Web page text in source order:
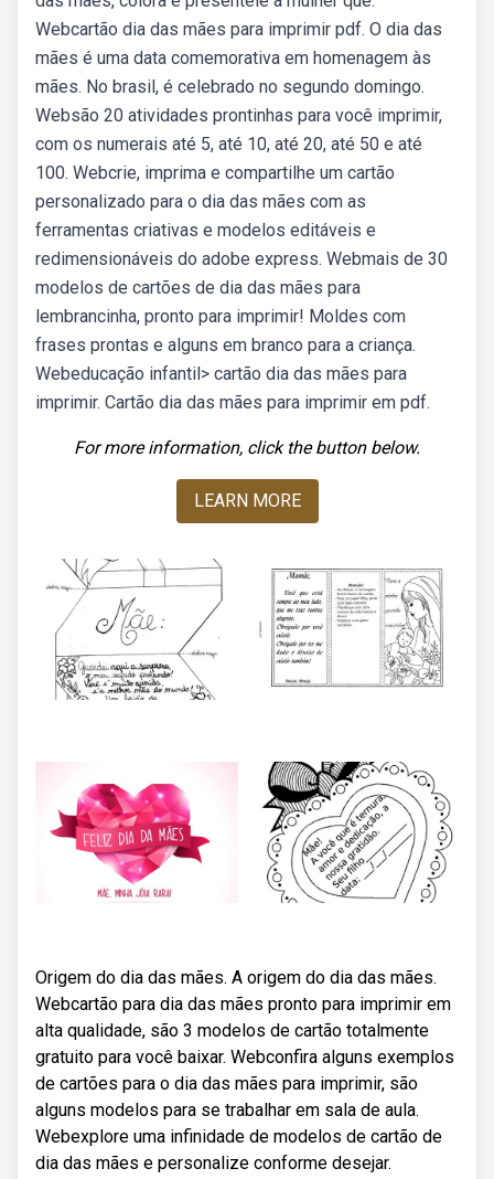
Webcartão dia das mães para imprimir pdf. O dia das
mães é uma data comemorativa em homenagem às
mães. No brasil, é celebrado no segundo domingo.
Websão 20 atividades prontinhas para você imprimir,
com os numerais até 5, até 10, até 20, até 50 e até
100. Webcrie, imprima e compartilhe um cartão
personalizado para o dia das mães com as
ferramentas criativas e modelos editáveis e
redimensionáveis do adobe express. Webmais de 30
modelos de cartões de dia das mães para
lembrancinha, pronto para imprimir! Moldes com
frases prontas e alguns em branco para a criança.
Webeducação infantil> cartão dia das mães para
imprimir. Cartão dia das mães para imprimir em pdf.
For more information, click the button below.
LEARN MORE
Origem do dia das mães. A origem do dia das mães.
Webcartão para dia das mães pronto para imprimir em
alta qualidade, são 3 modelos de cartão totalmente
gratuito para você baixar. Webconfira alguns exemplos
de cartões para o dia das mães para imprimir, são
alguns modelos para se trabalhar em sala de aula.
Webexplore uma infinidade de modelos de cartão de
dia das mães e personalize conforme desejar.